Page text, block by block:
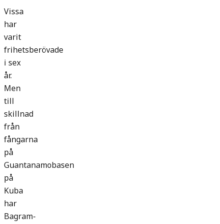
Vissa
har
varit
frihetsberövade
i sex
år.
Men
till
skillnad
från
fångarna
på
Guantanamobasen
på
Kuba
har
Bagram-